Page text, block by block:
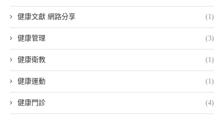
健康文獻 網路分享 (1)
健康管理 (3)
健康衛教 (1)
健康運動 (1)
健康門診 (4)